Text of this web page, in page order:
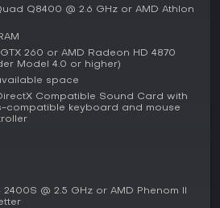
Schatzsuche und den
und Templern. Missionen und
in beliebiger Reihenfolge
sind nahtlos in die Geschichte
individuelles Jagen und Verstecken
der eine Seite Ziele schützt oder
die andere Seite verfolgt.
Q8400 @ 2.6 GHz or AMD Athlon
260 or AMD Radeon HD 4870
Model 4.0 or higher)
space
Compatible Sound Card with
compatible keyboard and mouse
@ 2.5 GHz or AMD Phenom II